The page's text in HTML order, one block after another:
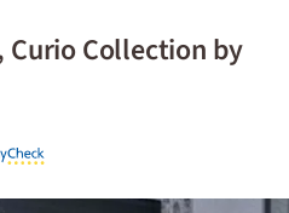
Curio Collection by